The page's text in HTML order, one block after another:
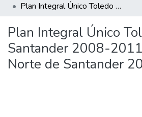
Plan Integral Único Toledo Norte de Santander 2008-2011: PIU Toledo Norte de Santander 2008-2011
Plan Integral Único
Santander 2008-
Norte de Santander